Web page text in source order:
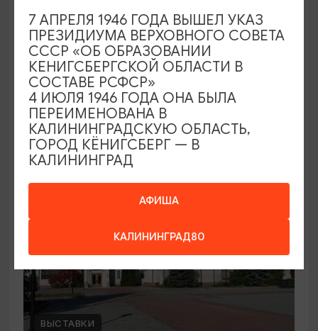
Семейный клуб выходного дня в
Морском выставочном центре
19.07.2026 - 30.08.2026, СБ 12:00, 13:00
Светлогорск, Морской выставочный центр г.
Светлогорск
ВЫСТАВКИ
АФИША
КАЛИНИНГРАД80
7 АПРЕЛЯ 1946 ГОДА ВЫШЕЛ УКАЗ
ПРЕЗИДИУМА ВЕРХОВНОГО СОВЕТА
СССР «ОБ ОБРАЗОВАНИИ
КЕНИГСБЕРГСКОЙ ОБЛАСТИ В
СОСТАВЕ РСФСР»
4 ИЮЛЯ 1946 ГОДА ОНА БЫЛА
ПЕРЕИМЕНОВАНА В
КАЛИНИНГРАДСКУЮ ОБЛАСТЬ,
ГОРОД КЁНИГСБЕРГ — В
КАЛИНИНГРАД